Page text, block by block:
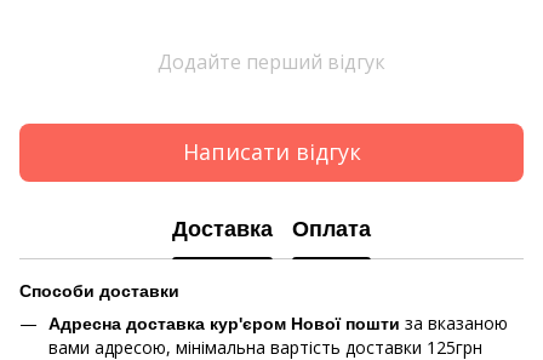
Додайте перший відгук
Написати відгук
Доставка Оплата
Способи доставки
Адресна доставка кур'єром Нової пошти за вказаною
вами адресою, мінімальна вартість доставки 125грн